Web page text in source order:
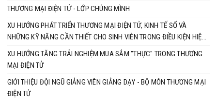
THƯƠNG MẠI ĐIỆN TỬ - LỚP CHÚNG MÌNH
XU HƯỚNG PHÁT TRIỂN THƯƠNG MẠI ĐIỆN TỬ, KINH TẾ SỐ VÀ
NHỮNG KỸ NĂNG CẦN THIẾT CHO SINH VIÊN TRONG ĐIỀU KIỆN HIỆN
XU HƯỚNG TĂNG TRẢI NGHIỆM MUA SẮM "THỰC" TRONG THƯƠNG
MẠI ĐIỆN TỬ
GIỚI THIỆU ĐỘI NGŨ GIẢNG VIÊN GIẢNG DẠY - BỘ MÔN THƯƠNG MẠI
ĐIỆN TỬ